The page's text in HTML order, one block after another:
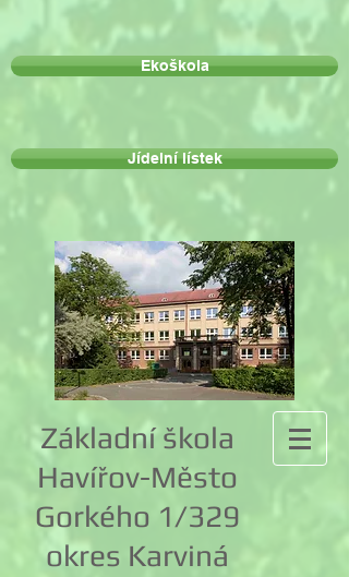
Ekoškola
Jídelní lístek
Základní škola
Havířov-Město
Gorkého 1/329
okres Karviná